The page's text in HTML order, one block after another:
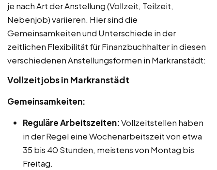
je nach Art der Anstellung (Vollzeit, Teilzeit,
Nebenjob) variieren. Hier sind die
Gemeinsamkeiten und Unterschiede in der
zeitlichen Flexibilität für Finanzbuchhalter in diesen
verschiedenen Anstellungsformen in Markranstädt:
Vollzeitjobs in Markranstädt
Gemeinsamkeiten:
Reguläre Arbeitszeiten:Vollzeitstellen haben
in der Regel eine Wochenarbeitszeit von etwa
35 bis 40 Stunden, meistens von Montag bis
Freitag.